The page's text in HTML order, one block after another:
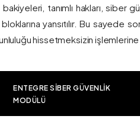
tanımlı hakları, siber
yansıtılır. Bu sayede
hissetmeksizin işlemlerine
ENTEGRE SIBER GÜVENLIK
MODÜLÜ